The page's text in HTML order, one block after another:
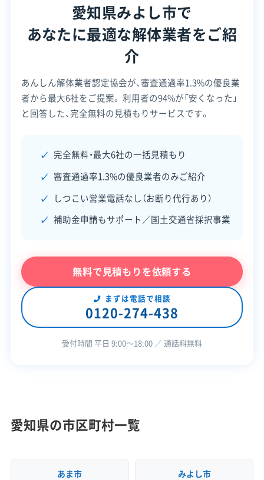
公式サイトを見る
許可番号
【解体工事業登録】
愛知県知事：第1816号
【産業廃棄物処分業許可】
愛知県知事：第02320126297号
【産業廃棄物収集運搬業許可】
愛知県知事：第02300126297号
全部見る
この解体業者の特徴
企業経
験・規模
中間処理場保有
産業廃棄物収集運搬業許可
産業廃棄物処分業許可
現場清掃
ビス
自社ホームページ
無料見積もり
建設リサイクル届
近隣挨拶
1989年4月3日
資本金 1,000万円
0561-32-0846
営業時間 8:00～17:00
営業日 月・火・水・木・金・土
建物構造
公式HP 公式サイトを見る
愛知県知事：第58039号
愛知県みよし市で
あなたに最適な解体業者をご紹
介
あんしん解体業者認定協会が、審査通過率1.3%の優良業
者から最大6社をご提案。 利用者の94%が「安くなった」
と回答した、完全無料の見積もりサービスです。
完全無料・最大6社の一括見積もり
審査通過率1.3%の優良業者のみご紹介
しつこい営業電話なし（お断り代行あり）
補助金申請もサポート／国土交通省採択事業
無料で見積もりを依頼する
まずは電話で相談
0120-274-438
受付時間 平日 9:00〜18:00 ／ 通話料無料
愛知県の市区町村一覧
あま市 みよし市